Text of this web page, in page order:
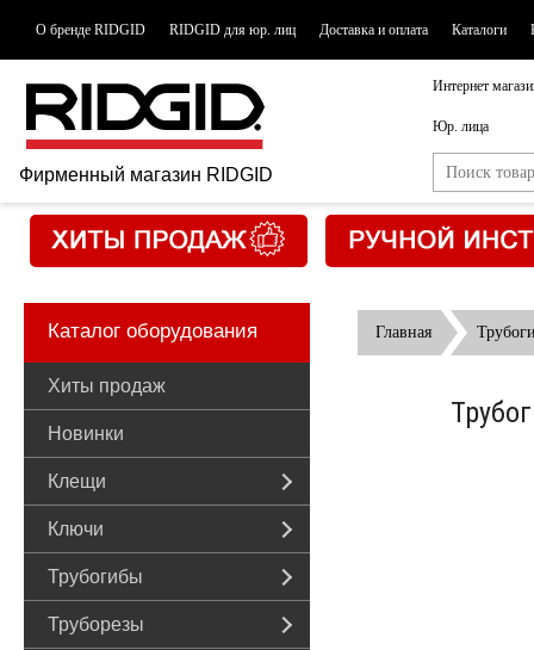
О бренде RIDGID RIDGID для юр. лиц Доставка и оплата Каталоги
Фирменный магазин RIDGID
Интернет
Юр. лица
Каталог оборудования
Хиты продаж
Новинки
Клещи
Ключи
Трубогибы
Труборезы
Главная